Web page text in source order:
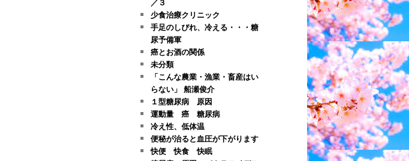
少食治療クリニック
手足のしびれ、冷える・・・糖
尿予備軍
癌とお酒の関係
未分類
「こんな農業・漁業・畜産はい
らない」 船瀬俊介
１型糖尿病 原因
運動量 癌 糖尿病
冷え性、低体温
便秘が治ると血圧が下がります
快便 快食 快眠